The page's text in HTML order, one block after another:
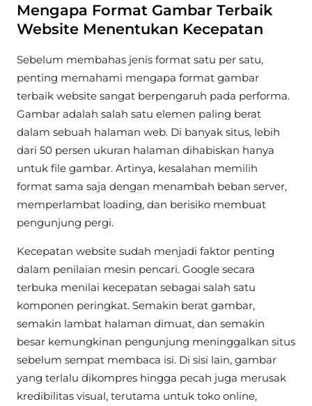
Mengapa Format Gambar Terbaik
Website Menentukan Kecepatan
Sebelum membahas jenis format satu per satu,
penting memahami mengapa format gambar
terbaik website sangat berpengaruh pada performa.
Gambar adalah salah satu elemen paling berat
dalam sebuah halaman web. Di banyak situs, lebih
dari 50 persen ukuran halaman dihabiskan hanya
untuk file gambar. Artinya, kesalahan memilih
format sama saja dengan menambah beban server,
memperlambat loading, dan berisiko membuat
pengunjung pergi.
Kecepatan website sudah menjadi faktor penting
dalam penilaian mesin pencari. Google secara
terbuka menilai kecepatan sebagai salah satu
komponen peringkat. Semakin berat gambar,
semakin lambat halaman dimuat, dan semakin
besar kemungkinan pengunjung meninggalkan situs
sebelum sempat membaca isi. Di sisi lain, gambar
yang terlalu dikompres hingga pecah juga merusak
kredibilitas visual, terutama untuk toko online,